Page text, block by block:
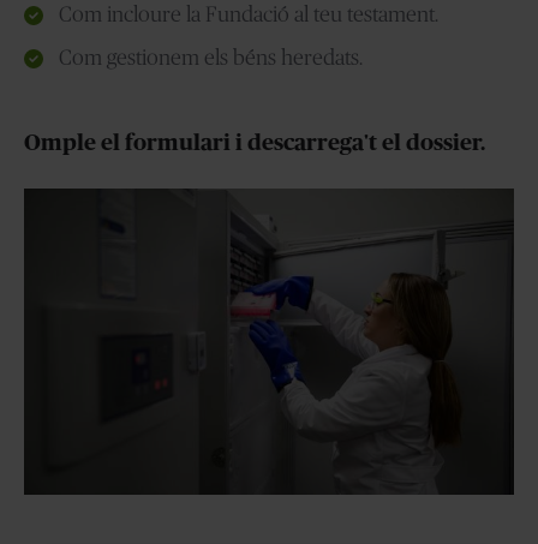
Com incloure la Fundació al teu testament.
Com gestionem els béns heredats.
Omple el formulari i descarrega't el dossier.